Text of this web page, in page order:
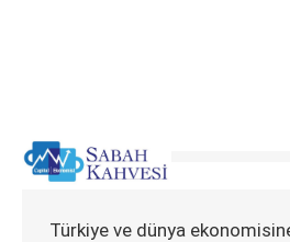
Türkiye ve dünya